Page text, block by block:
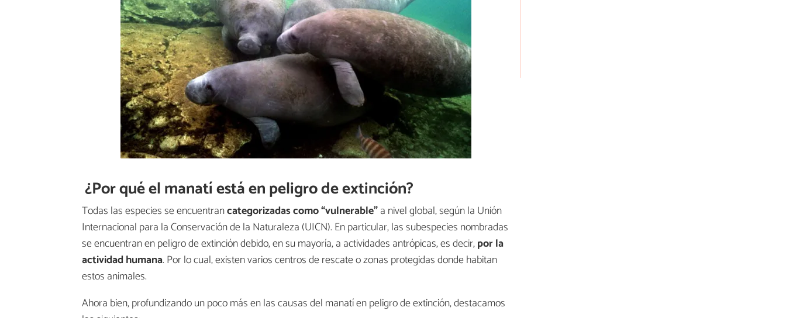
¿Por qué el manatí está en peligro de extinción?
Todas las especies se encuentrancategorizadas como “vulnerable”a nivel global, según la Unión
Internacional para la Conservación de la Naturaleza (UICN). En particular, las subespecies nombradas
se encuentran en peligro de extinción debido, en su mayoría, a actividades antrópicas, es decir,por la
actividad humana. Por lo cual, existen varios centros de rescate o zonas protegidas donde habitan
estos animales.
Ahora bien, profundizando un poco más en las causas del manatí en peligro de extinción, destacamos